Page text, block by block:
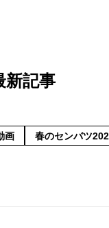
新記事
画 春のセンバツ